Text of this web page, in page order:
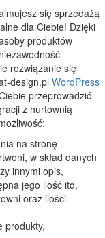
się sprzedażą
dla Ciebie! Dzięki
produktów
rozwiązanie się
design.pl WordPress
przeprowadzić
z hurtownią
na stronę
w skład danych
innymi opis,
jego ilość itd,
oraz ilości
produkty,